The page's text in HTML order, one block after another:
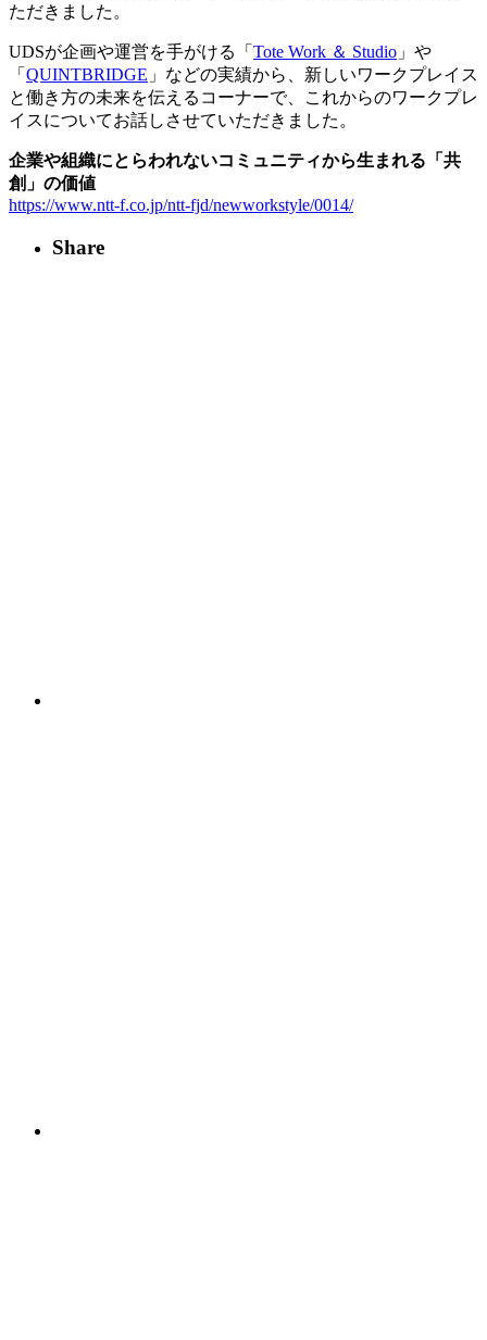
ただきました。
UDSが企画や運営を手がける「 Tote Work ＆ Studio 」や
「 QUINTBRIDGE 」などの実績から、新しいワークプレイス
と働き方の未来を伝えるコーナーで、これからのワークプレ
イスについてお話しさせていただきました。
企業や組織にとらわれないコミュニティから生まれる「共
創」の価値
https://www.ntt-f.co.jp/ntt-fjd/newworkstyle/0014/
Share